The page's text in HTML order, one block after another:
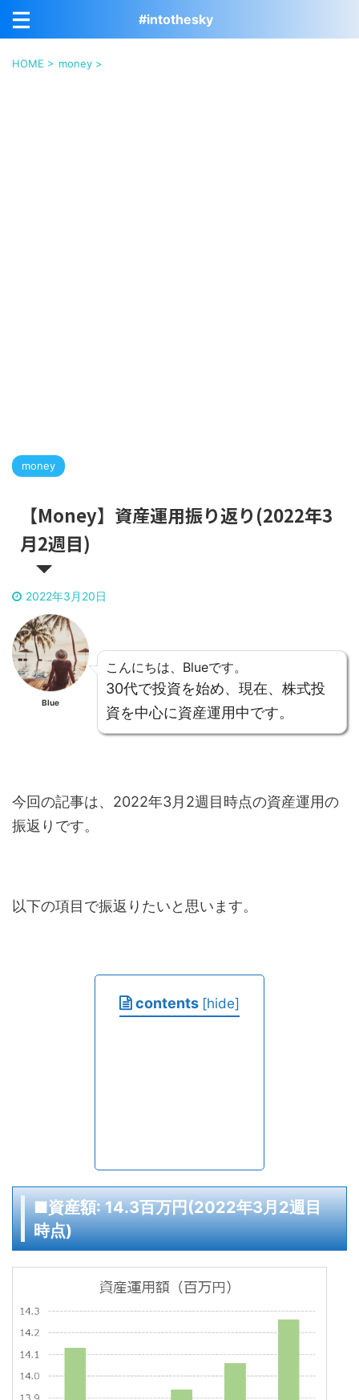
#intothesky
HOME > money >
money
【Money】資産運用振り返り(2022年3
月2週目)
2022年3月20日
Blue
こんにちは、Blueです。
30代で投資を始め、現在、株式投
資を中心に資産運用中です。
今回の記事は、2022年3月2週目時点の資産運用の
振返りです。
以下の項目で振返りたいと思います。
contents [hide]
■資産額: 14.3百万円(2022年3月2週目
時点)